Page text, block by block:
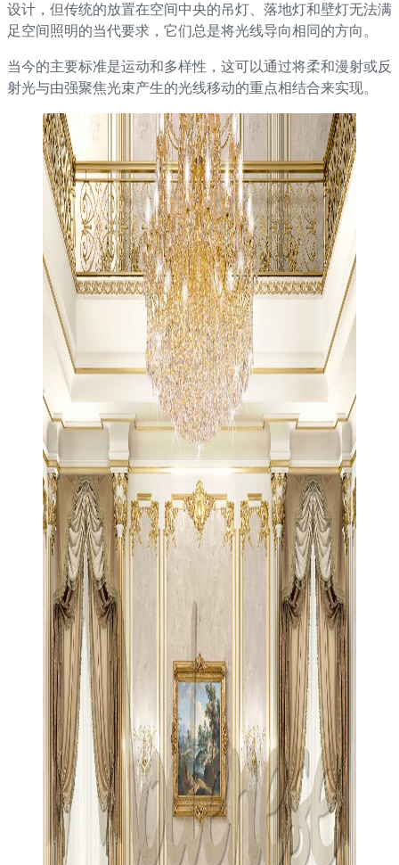
设计，但传统的放置在空间中央的吊灯、落地灯和壁灯无法满
足空间照明的当代要求，它们总是将光线导向相同的方向。
当今的主要标准是运动和多样性，这可以通过将柔和漫射或反
射光与由强聚焦光束产生的光线移动的重点相结合来实现。